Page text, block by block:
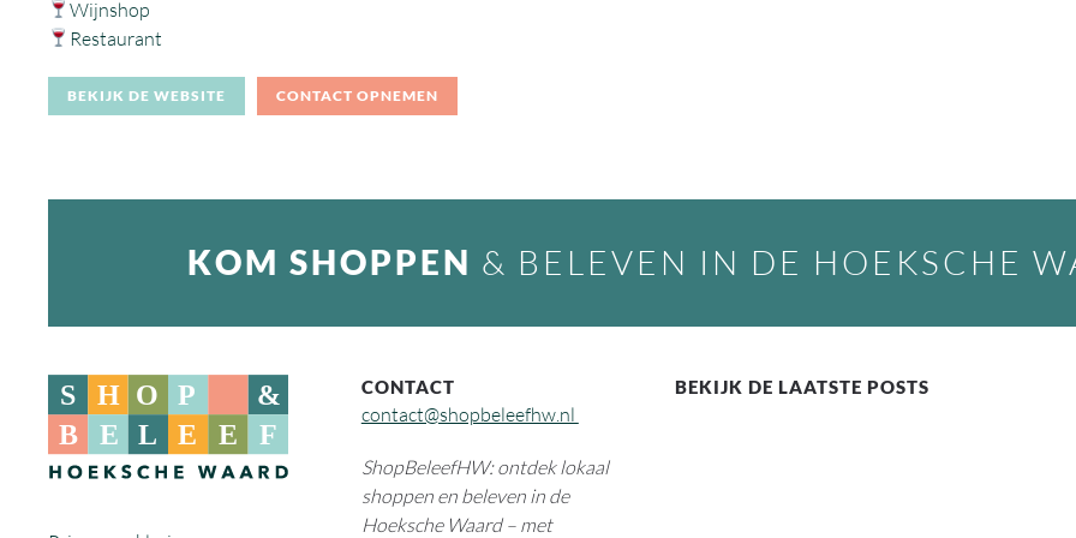
Wijnshop
Restaurant
BEKIJK DE WEBSITE CONTACT OPNEMEN
KOM SHOPPEN & BELEVEN IN DE HOEKSCHE
CONTACT
contact@shopbeleefhw.nl
ShopBeleefHW: ontdek lokaal
shoppen en beleven in de
Hoeksche Waard – met
BEKIJK DE LAATSTE POSTS